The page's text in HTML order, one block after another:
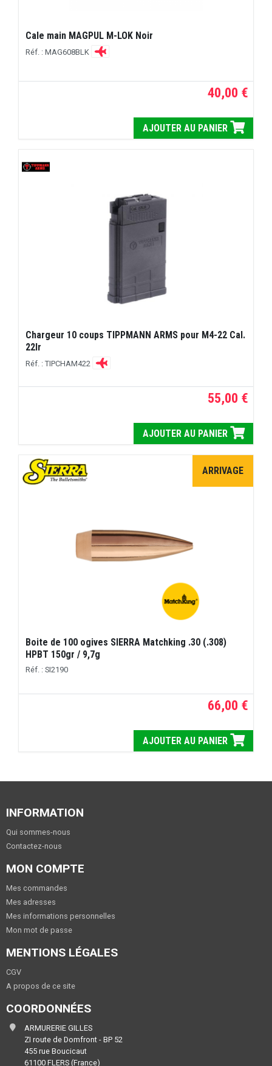
Cale main MAGPUL M-LOK Noir
Réf. : MAG608BLK
40,00 €
AJOUTER AU PANIER
Chargeur 10 coups TIPPMANN ARMS pour M4-22 Cal.
22lr
Réf. : TIPCHAM422
55,00 €
AJOUTER AU PANIER
ARRIVAGE
Boite de 100 ogives SIERRA Matchking .30 (.308)
HPBT 150gr / 9,7g
Réf. : SI2190
66,00 €
AJOUTER AU PANIER
INFORMATION
Qui sommes-nous
Contactez-nous
MON COMPTE
Mes commandes
Mes adresses
Mes informations personnelles
Mon mot de passe
MENTIONS LÉGALES
CGV
A propos de ce site
COORDONNÉES
ARMURERIE GILLES
ZI route de Domfront - BP 52
455 rue Boucicaut
61100 FLERS (France)